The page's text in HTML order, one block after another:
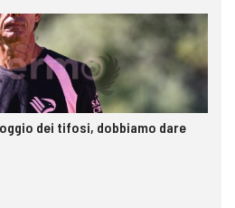
dei tifosi, dobbiamo dare